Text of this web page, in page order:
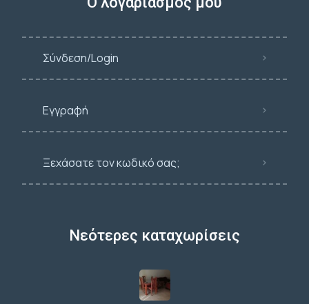
Σύνδεση/Login
Εγγραφή
Ξεχάσατε τον κωδικό σας;
Νεότερες καταχωρίσεις